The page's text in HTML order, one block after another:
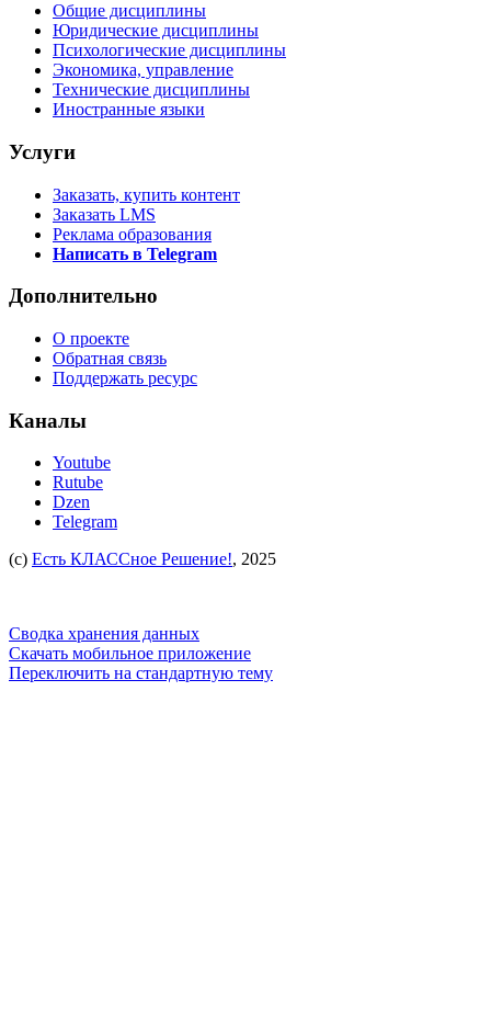
Общие дисциплины
Юридические дисциплины
Психологические дисциплины
Экономика, управление
Технические дисциплины
Иностранные языки
Услуги
Заказать, купить контент
Заказать LMS
Реклама образования
Написать в Telegram
Дополнительно
О проекте
Обратная связь
Поддержать ресурс
Каналы
Youtube
Rutube
Dzen
Telegram
(c) Есть КЛАССное Решение!, 2025
Сводка хранения данных
Скачать мобильное приложение
Переключить на стандартную тему